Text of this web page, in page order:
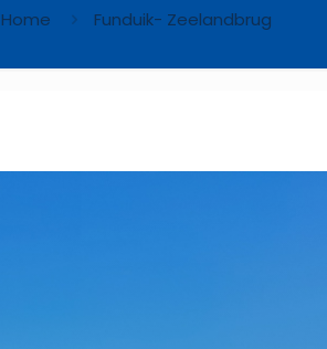
Home Funduik- Zeelandbrug